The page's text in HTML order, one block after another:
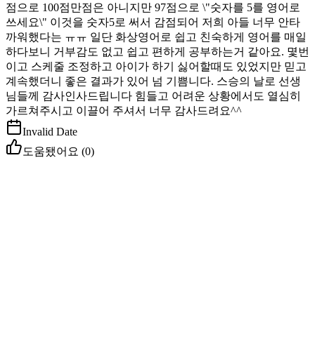
점으로 100점만점은 아니지만 97점으로 \"숫자를 5를 영어로
쓰세요\" 이것을 숫자5로 써서 감점되어 저희 아들 너무 안타
까워했다는 ㅠㅠ 일단 화상영어로 쉽고 친숙하게 영어를 매일
하다보니 거부감도 없고 쉽고 편하게 공부하는거 같아요. 몇번
이고 스케줄 조정하고 아이가 하기 싫어할때도 있었지만 믿고
계속했더니 좋은 결과가 있어 넘 기쁨니다. 스승의 날로 선생
님들께 감사인사드립니다 힘들고 어려운 상황에서도 열심히
가르쳐주시고 이끌어 주셔서 너무 감사드려요^^
Invalid Date
도움됐어요 (0)